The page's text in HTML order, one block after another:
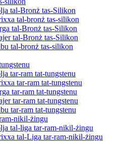
tal-Bronż tas-Silikon
tal-bronż tas-silikon
tal-Bronż tas-Silikon
tal-Bronż tas-Silikon
tal-bronż tas-silikon
tar-ram tat-tungstenu
tar-ram tat-tungstenu
tar-ram tat-tungstenu
tar-ram tat-tungstenu
tar-ram tat-tungstenu
nikil-żingu
tal-liga tar-ram-nikil-żingu
tal-Liga tar-ram-nikil-żingu